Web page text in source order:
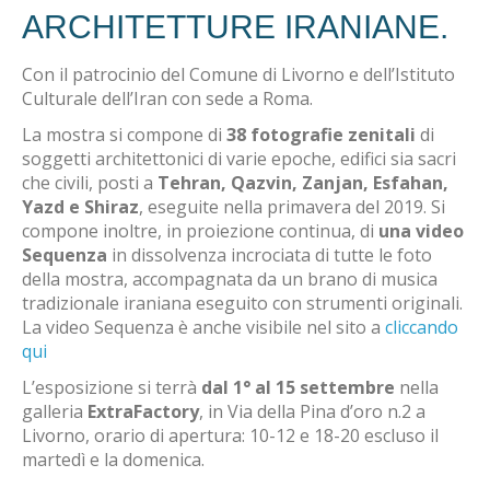
ARCHITETTURE IRANIANE.
Con il patrocinio del Comune di Livorno e dell’Istituto
Culturale dell’Iran con sede a Roma.
La mostra si compone di 38 fotografie zenitali di
soggetti architettonici di varie epoche, edifici sia sacri
che civili, posti a Tehran, Qazvin, Zanjan, Esfahan,
Yazd e Shiraz, eseguite nella primavera del 2019. Si
compone inoltre, in proiezione continua, di una video
Sequenza in dissolvenza incrociata di tutte le foto
della mostra, accompagnata da un brano di musica
tradizionale iraniana eseguito con strumenti originali.
La video Sequenza è anche visibile nel sito a cliccando
qui
L’esposizione si terrà dal 1° al 15 settembre nella
galleria ExtraFactory, in Via della Pina d’oro n.2 a
Livorno, orario di apertura: 10-12 e 18-20 escluso il
martedì e la domenica.